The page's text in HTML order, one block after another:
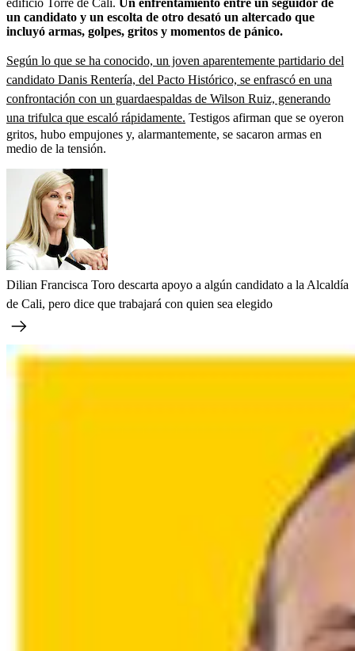
un candidato y un escolta de otro desató un altercado que
incluyó armas, golpes, gritos y momentos de pánico.
Según lo que se ha conocido, un joven aparentemente partidario del
candidato Danis Rentería, del Pacto Histórico, se enfrascó en una
confrontación con un guardaespaldas de Wilson Ruiz, generando
una trifulca que escaló rápidamente. Testigos afirman que se oyeron
gritos, hubo empujones y, alarmantemente, se sacaron armas en
medio de la tensión.
Dilian Francisca Toro descarta apoyo a algún candidato a la Alcaldía
de Cali, pero dice que trabajará con quien sea elegido